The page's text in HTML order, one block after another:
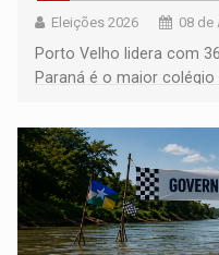
Eleições 2026 08 de
Porto Velho lidera com
Paraná é o maior